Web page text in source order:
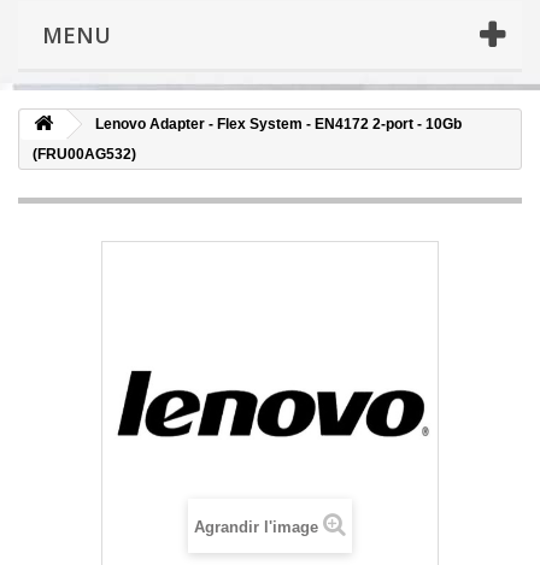
MENU
Lenovo Adapter - Flex System - EN4172 2-port - 10Gb
(FRU00AG532)
Agrandir l'image